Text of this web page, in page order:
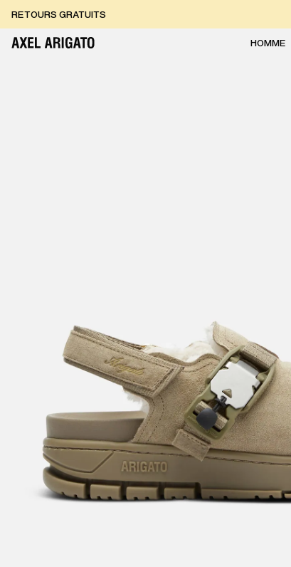
RETOURS GRATUITS
LIVRAISON EXPRESS GRATUITE
HOMME